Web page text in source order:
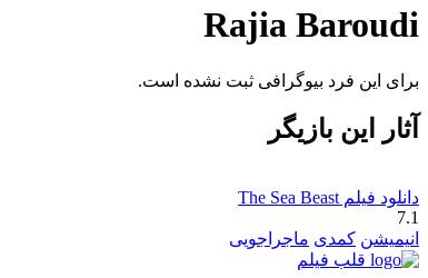
Rajia Baroudi
برای این فرد بیوگرافی ثبت نشده است.
آثار این بازیگر
دانلود فیلم The Sea Beast
7.1
انیمیشن کمدی ماجراجویی
قلب فیلم